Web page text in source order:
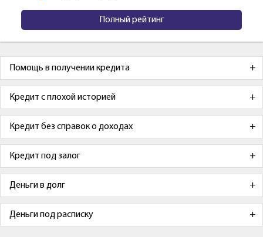
Полный рейтинг
Помощь в получении кредита
Кредит с плохой историей
Кредит без справок о доходах
Кредит под залог
Деньги в долг
Деньги под расписку